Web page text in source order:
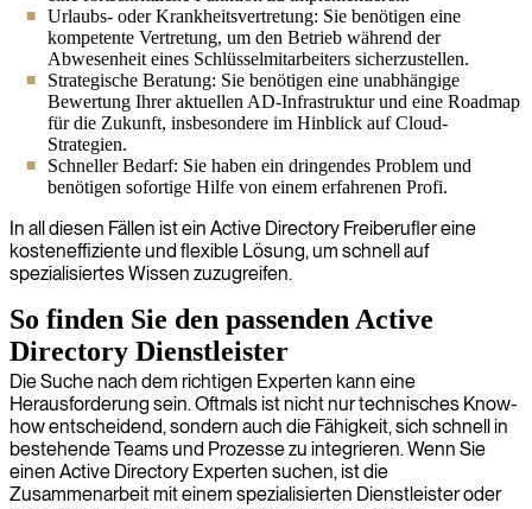
Urlaubs- oder Krankheitsvertretung: Sie benötigen eine
kompetente Vertretung, um den Betrieb während der
Abwesenheit eines Schlüsselmitarbeiters sicherzustellen.
Strategische Beratung: Sie benötigen eine unabhängige
Bewertung Ihrer aktuellen AD-Infrastruktur und eine Roadmap
für die Zukunft, insbesondere im Hinblick auf Cloud-
Strategien.
Schneller Bedarf: Sie haben ein dringendes Problem und
benötigen sofortige Hilfe von einem erfahrenen Profi.
In all diesen Fällen ist ein Active Directory Freiberufler eine
kosteneffiziente und flexible Lösung, um schnell auf
spezialisiertes Wissen zuzugreifen.
So finden Sie den passenden Active
Directory Dienstleister
Die Suche nach dem richtigen Experten kann eine
Herausforderung sein. Oftmals ist nicht nur technisches Know-
how entscheidend, sondern auch die Fähigkeit, sich schnell in
bestehende Teams und Prozesse zu integrieren. Wenn Sie
einen Active Directory Experten suchen, ist die
Zusammenarbeit mit einem spezialisierten Dienstleister oder